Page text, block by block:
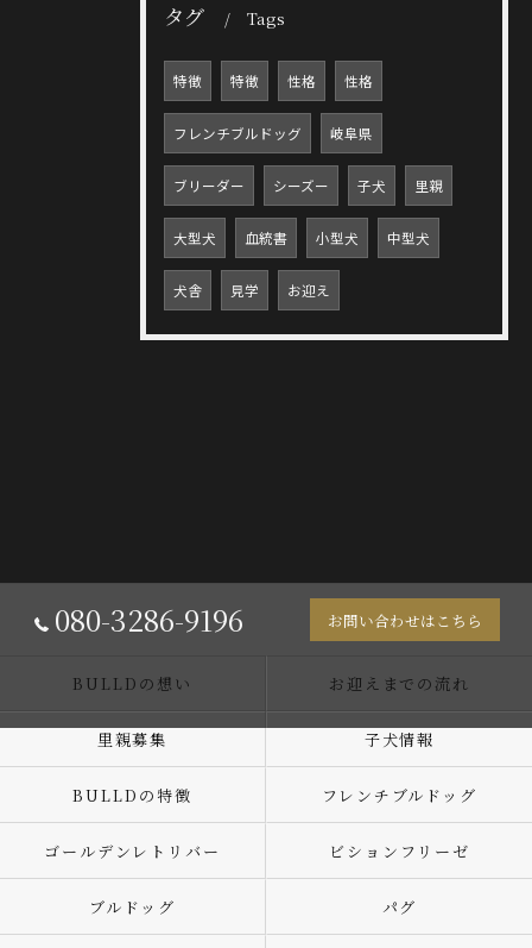
タグ Tags
特徴 特徴 性格 性格
フレンチブルドッグ 岐阜県
ブリーダー シーズー 子犬 里親
大型犬 血統書 小型犬 中型犬
犬舎 見学 お迎え
080-3286-9196 お問い合わせはこちら
BULLDの想い お迎えまでの流れ
里親募集 子犬情報
BULLDの特徴 フレンチブルドッグ
ゴールデンレトリバー ビションフリーゼ
ブルドッグ パグ